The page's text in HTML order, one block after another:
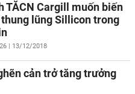
TĂCN Cargill muốn biến
lũng Sillicon trong
| 13/12/2018
cản trở tăng trưởng